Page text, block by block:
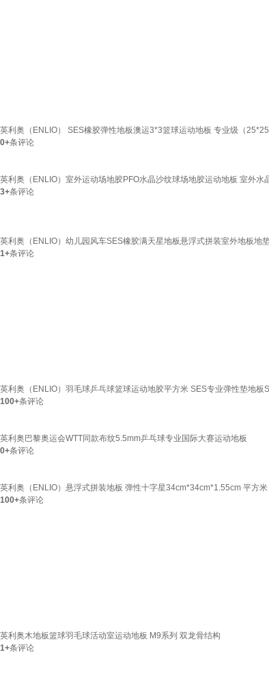
英利奥（ENLIO） SES橡胶弹性地板澳运3*3篮球运动地板 专业级（
0+条评论
英利奥（ENLIO）室外运动场地胶PFO水晶沙纹球场地胶运动地板 室外水
3+条评论
英利奥（ENLIO）幼儿园风车SES橡胶满天星地板悬浮式拼装室外地板地
1+条评论
英利奥（ENLIO）羽毛球乒乓球篮球运动地胶平方米 SES专业弹性垫地板
100+条评论
英利奥巴黎奥运会WTT同款布纹5.5mm乒乓球专业国际大赛运动地板
0+条评论
英利奥（ENLIO）悬浮式拼装地板 弹性十字星34cm*34cm*1.55cm 平方米
100+条评论
英利奥木地板篮球羽毛球活动室运动地板 M9系列 双龙骨结构
1+条评论